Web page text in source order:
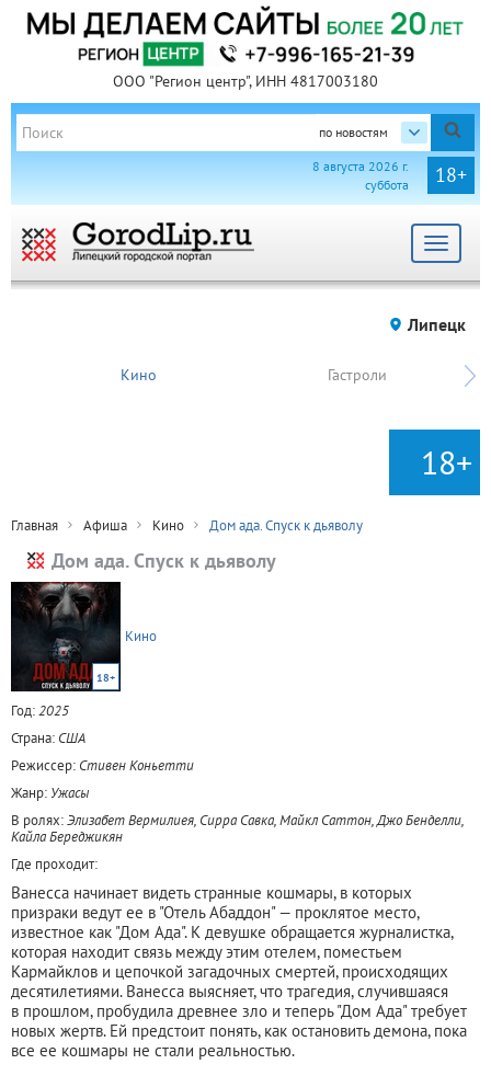
ООО "Регион центр", ИНН 4817003180
по новостям
18+
8 августа 2026 г.
суббота
Toggle
Липецк
Кино Гастроли
18+
Главная Афиша Кино Дом ада. Спуск к дьяволу
Дом ада. Спуск к дьяволу
18+
Кино
Год:2025
Страна: США
Режиссер: Стивен Коньетти
Жанр: Ужасы
В ролях:Элизабет Вермилиея, Сирра Савка, Майкл Саттон, Джо Бенделли,
Кайла Береджикян
Где проходит:
Ванесса начинает видеть странные кошмары, в которых
призраки ведут ее в "Отель Абаддон" — проклятое место,
известное как "Дом Ада". К девушке обращается журналистка,
которая находит связь между этим отелем, поместьем
Кармайклов и цепочкой загадочных смертей, происходящих
десятилетиями. Ванесса выясняет, что трагедия, случившаяся
в прошлом, пробудила древнее зло и теперь "Дом Ада" требует
новых жертв. Ей предстоит понять, как остановить демона, пока
все ее кошмары не стали реальностью.